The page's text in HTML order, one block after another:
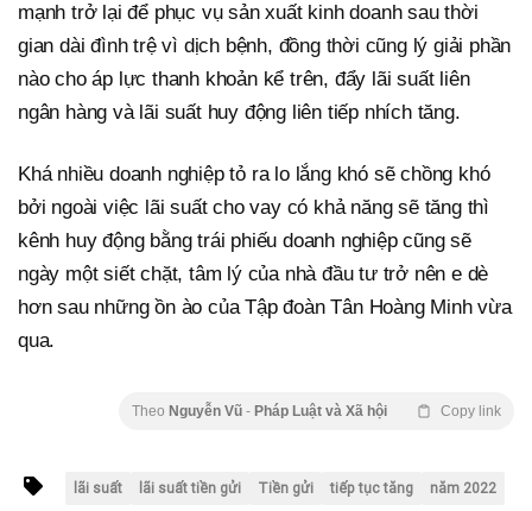
mạnh trở lại để phục vụ sản xuất kinh doanh sau thời
gian dài đình trệ vì dịch bệnh, đồng thời cũng lý giải phần
nào cho áp lực thanh khoản kể trên, đẩy lãi suất liên
ngân hàng và lãi suất huy động liên tiếp nhích tăng.
Khá nhiều doanh nghiệp tỏ ra lo lắng khó sẽ chồng khó
bởi ngoài việc lãi suất cho vay có khả năng sẽ tăng thì
kênh huy động bằng trái phiếu doanh nghiệp cũng sẽ
ngày một siết chặt, tâm lý của nhà đầu tư trở nên e dè
hơn sau những ồn ào của Tập đoàn Tân Hoàng Minh vừa
qua.
Theo Nguyễn Vũ - Pháp Luật và Xã hội Copy link
lãi suất lãi suất tiền gửi Tiền gửi tiếp tục tăng năm 2022